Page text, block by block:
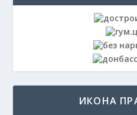
ИКОНА